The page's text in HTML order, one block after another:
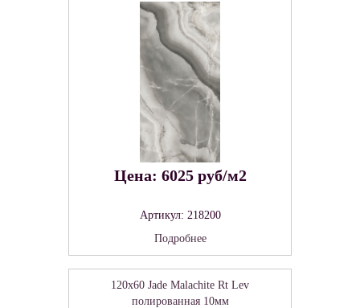
Цена: 6025 руб/м2
Артикул: 218200
Подробнее
120x60 Jade Malachite Rt Lev
полированная 10мм